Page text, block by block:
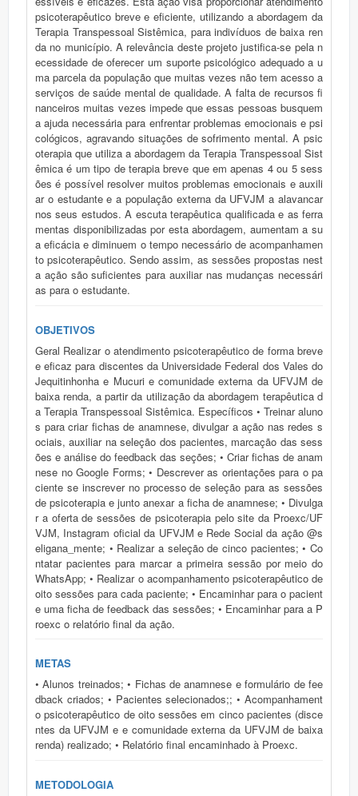
psicoterapêutico breve e eficiente, utilizando a abordagem da
Terapia Transpessoal Sistêmica, para indivíduos de baixa ren
da no município. A relevância deste projeto justifica-se pela n
ecessidade de oferecer um suporte psicológico adequado a u
ma parcela da população que muitas vezes não tem acesso a
serviços de saúde mental de qualidade. A falta de recursos fi
nanceiros muitas vezes impede que essas pessoas busquem
a ajuda necessária para enfrentar problemas emocionais e psi
cológicos, agravando situações de sofrimento mental. A psic
oterapia que utiliza a abordagem da Terapia Transpessoal Sist
êmica é um tipo de terapia breve que em apenas 4 ou 5 sess
ões é possível resolver muitos problemas emocionais e auxili
ar o estudante e a população externa da UFVJM a alavancar
nos seus estudos. A escuta terapêutica qualificada e as ferra
mentas disponibilizadas por esta abordagem, aumentam a su
a eficácia e diminuem o tempo necessário de acompanhamen
to psicoterapêutico. Sendo assim, as sessões propostas nest
a ação são suficientes para auxiliar nas mudanças necessári
as para o estudante.
OBJETIVOS
Geral Realizar o atendimento psicoterapêutico de forma breve
e eficaz para discentes da Universidade Federal dos Vales do
Jequitinhonha e Mucuri e comunidade externa da UFVJM de
baixa renda, a partir da utilização da abordagem terapêutica d
a Terapia Transpessoal Sistêmica. Específicos • Treinar aluno
s para criar fichas de anamnese, divulgar a ação nas redes s
ociais, auxiliar na seleção dos pacientes, marcação das sess
ões e análise do feedback das seções; • Criar fichas de anam
nese no Google Forms; • Descrever as orientações para o pa
ciente se inscrever no processo de seleção para as sessões
de psicoterapia e junto anexar a ficha de anamnese; • Divulga
r a oferta de sessões de psicoterapia pelo site da Proexc/UF
VJM, Instagram oficial da UFVJM e Rede Social da ação @s
eligana_mente; • Realizar a seleção de cinco pacientes; • Co
ntatar pacientes para marcar a primeira sessão por meio do
WhatsApp; • Realizar o acompanhamento psicoterapêutico de
oito sessões para cada paciente; • Encaminhar para o pacient
e uma ficha de feedback das sessões; • Encaminhar para a P
roexc o relatório final da ação.
METAS
• Alunos treinados; • Fichas de anamnese e formulário de fee
dback criados; • Pacientes selecionados;; • Acompanhament
o psicoterapêutico de oito sessões em cinco pacientes (disce
ntes da UFVJM e e comunidade externa da UFVJM de baixa
renda) realizado; • Relatório final encaminhado à Proexc.
METODOLOGIA